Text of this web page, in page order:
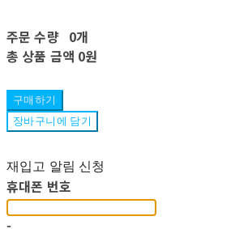
주문 수량 0개
총 상품 금액 0원
구매하기
장바구니에 담기
재입고 알림 신청
휴대폰 번호